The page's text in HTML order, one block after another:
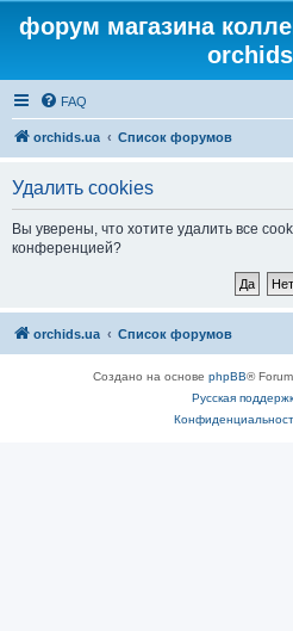
форум магазина
FAQ
orchids.ua Список форумов
Удалить cookies
Вы уверены, что хотите удалить все
конференцией?
orchids.ua Список форумов
Создано на основе phpBB®
Русская